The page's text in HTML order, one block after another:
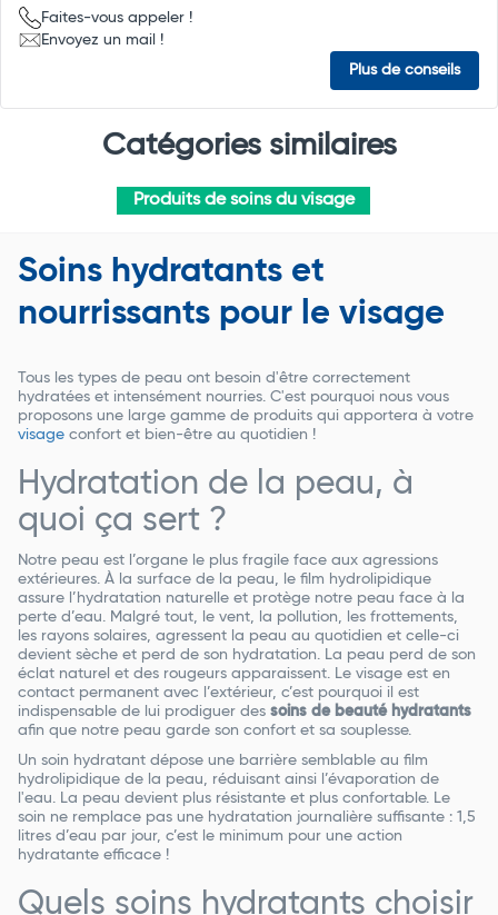
Faites-vous appeler !
Envoyez un mail !
Plus de conseils
Catégories similaires
Produits de soins du visage
Soins hydratants et
nourrissants pour le visage
Tous les types de peau ont besoin d'être correctement
hydratées et intensément nourries. C'est pourquoi nous vous
proposons une large gamme de produits qui apportera à votre
visage confort et bien-être au quotidien !
Hydratation de la peau, à
quoi ça sert ?
Notre peau est l’organe le plus fragile face aux agressions
extérieures. À la surface de la peau, le film hydrolipidique
assure l’hydratation naturelle et protège notre peau face à la
perte d’eau. Malgré tout, le vent, la pollution, les frottements,
les rayons solaires, agressent la peau au quotidien et celle-ci
devient sèche et perd de son hydratation. La peau perd de son
éclat naturel et des rougeurs apparaissent. Le visage est en
contact permanent avec l’extérieur, c’est pourquoi il est
indispensable de lui prodiguer des soins de beauté hydratants
afin que notre peau garde son confort et sa souplesse.
Un soin hydratant dépose une barrière semblable au film
hydrolipidique de la peau, réduisant ainsi l’évaporation de
l'eau. La peau devient plus résistante et plus confortable. Le
soin ne remplace pas une hydratation journalière suffisante : 1,5
litres d’eau par jour, c’est le minimum pour une action
hydratante efficace !
Quels soins hydratants choisir